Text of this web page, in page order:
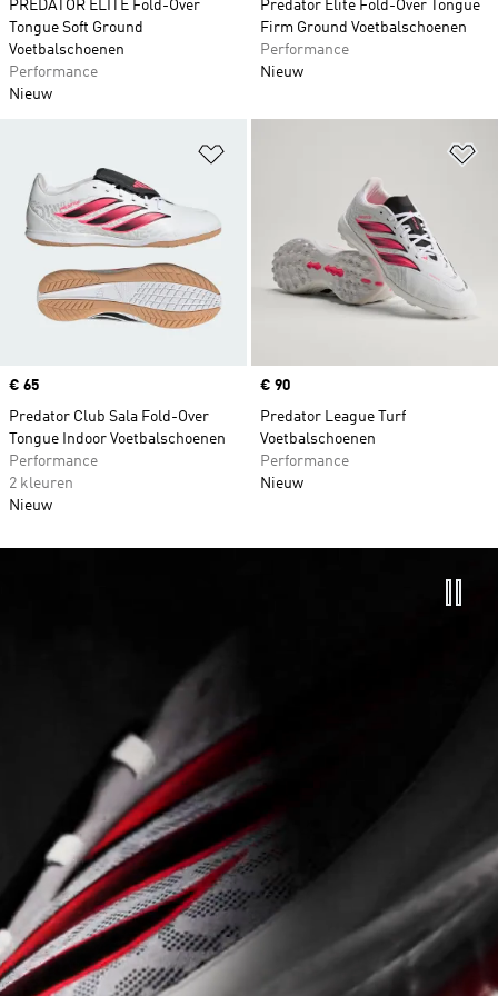
PREDATOR ELITE Fold-Over
Tongue Soft Ground
Voetbalschoenen
Performance
Nieuw
Predator Elite Fold-Over Tongue
Firm Ground Voetbalschoenen
Performance
Nieuw
Price
€ 65
Predator Club Sala Fold-Over
Tongue Indoor Voetbalschoenen
Performance
2 kleuren
Nieuw
Price
€ 90
Predator League Turf
Voetbalschoenen
Performance
Nieuw